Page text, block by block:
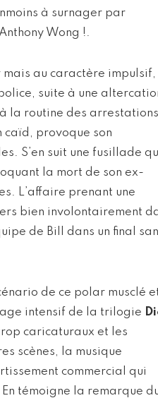
à surnager par
Wong !.
mais au caractère impulsif,
suite à une
la routine des arrestations
caïd, provoque son
S’en suit une fusillade
la mort de son ex-
L’affaire prenant une
bien involontairement
de Bill dans un final
de ce polar musclé
intensif de la trilogie
caricaturaux et les
scènes, la musique
commercial qui
témoigne la remarque